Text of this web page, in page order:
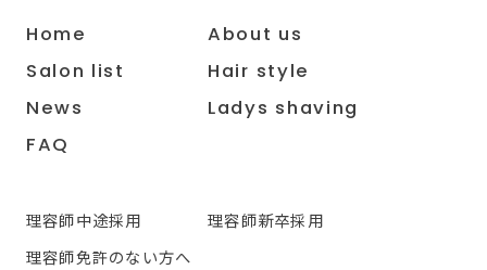
Home
About us
Salon list
Hair style
News
Ladys shaving
FAQ
理容師中途採用
理容師新卒採用
理容師免許のない方へ